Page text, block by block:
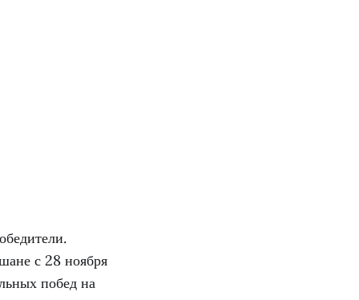
с 28 ноября
побед на